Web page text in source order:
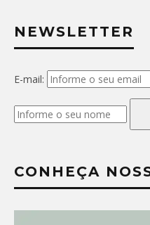
NEWSLETTER
E-mail:
CONHEÇA